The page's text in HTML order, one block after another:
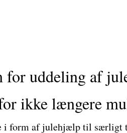
for uddeling af
ikke længere
i form af julehjælp til særligt